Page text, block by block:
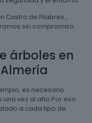
Castro de Filabres ,
sin compromiso.
árboles en
es necesario
vez al año.Por eso
a cada tipo de